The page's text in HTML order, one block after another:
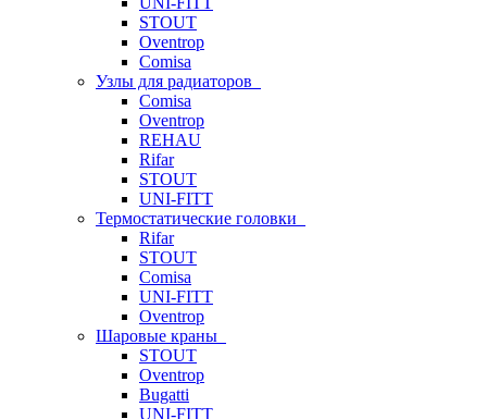
STOUT
Oventrop
Comisa
Узлы для радиаторов
Comisa
Oventrop
REHAU
Rifar
STOUT
UNI-FITT
Термостатические головки
Rifar
STOUT
Comisa
UNI-FITT
Oventrop
Шаровые краны
STOUT
Oventrop
Bugatti
UNI-FITT